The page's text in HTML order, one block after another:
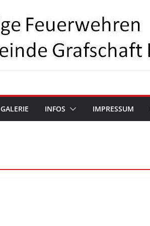
GALERIE INFOS IMPRESSUM